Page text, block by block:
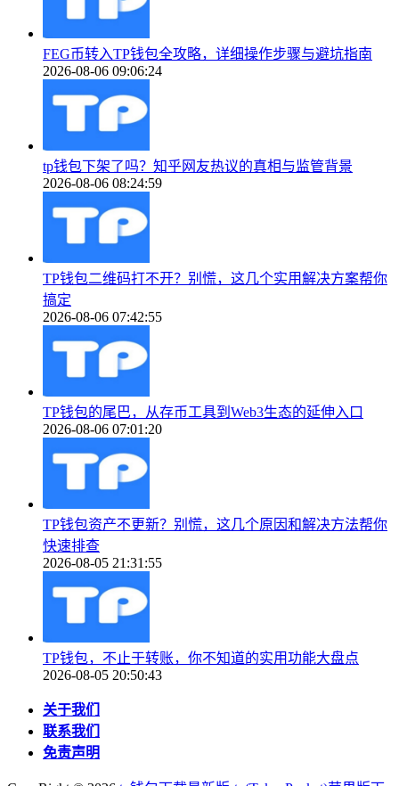
FEG币转入TP钱包全攻略，详细操作步骤与避坑指南
2026-08-06 09:06:24
tp钱包下架了吗？知乎网友热议的真相与监管背景
2026-08-06 08:24:59
TP钱包二维码打不开？别慌，这几个实用解决方案帮你
搞定
2026-08-06 07:42:55
TP钱包的尾巴，从存币工具到Web3生态的延伸入口
2026-08-06 07:01:20
TP钱包资产不更新？别慌，这几个原因和解决方法帮你
快速排查
2026-08-05 21:31:55
TP钱包，不止于转账，你不知道的实用功能大盘点
2026-08-05 20:50:43
关于我们
联系我们
免责声明